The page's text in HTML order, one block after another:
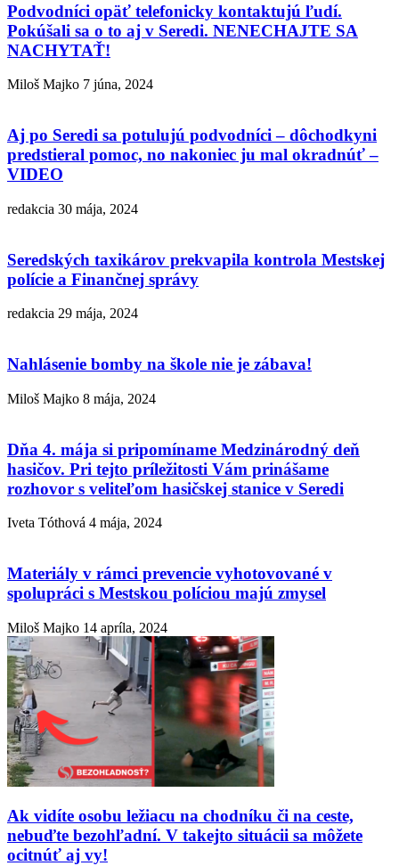
Podvodníci opäť telefonicky kontaktujú ľudí.
Pokúšali sa o to aj v Seredi. NENECHAJTE SA
NACHYTAŤ!
Miloš Majko 7 júna, 2024
Aj po Seredi sa potulujú podvodníci – dôchodkyni
predstieral pomoc, no nakoniec ju mal okradnúť –
VIDEO
redakcia 30 mája, 2024
Seredských taxikárov prekvapila kontrola Mestskej
polície a Finančnej správy
redakcia 29 mája, 2024
Nahlásenie bomby na škole nie je zábava!
Miloš Majko 8 mája, 2024
Dňa 4. mája si pripomíname Medzinárodný deň
hasičov. Pri tejto príležitosti Vám prinášame
rozhovor s veliteľom hasičskej stanice v Seredi
Iveta Tóthová 4 mája, 2024
Materiály v rámci prevencie vyhotovované v
spolupráci s Mestskou políciou majú zmysel
Miloš Majko 14 apríla, 2024
Ak vidíte osobu ležiacu na chodníku či na ceste,
nebuďte bezohľadní. V takejto situácii sa môžete
ocitnúť aj vy!